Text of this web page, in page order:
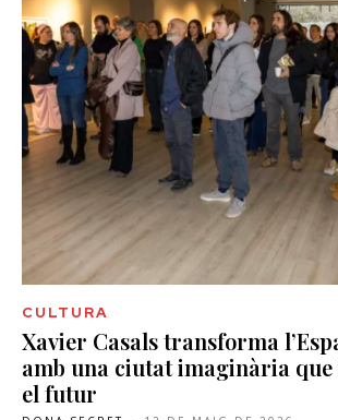
CULTURA
Xavier Casals transforma
amb una ciutat imaginària que
el futur